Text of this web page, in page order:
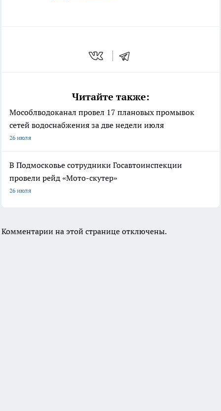
Читайте также:
Мособлводоканал провел 17 плановых промывок
сетей водоснабжения за две недели июля
26 июля
В Подмосковье сотрудники Госавтоинспекции
провели рейд «Мото-скутер»
26 июля
Комментарии на этой странице отключены.